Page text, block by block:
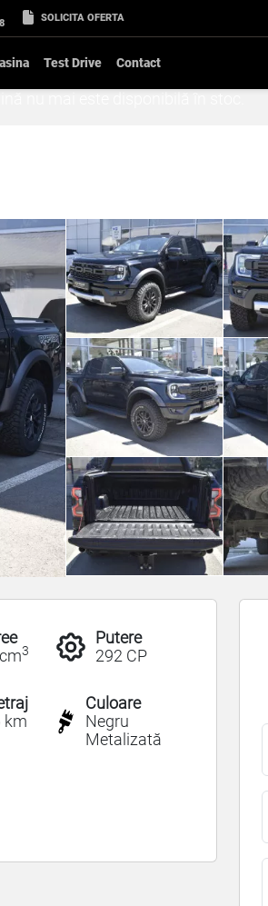
SOLICITA OFERTA
Test Drive Contact
3
Putere
292 CP
km
Culoare
Negru
Metalizată